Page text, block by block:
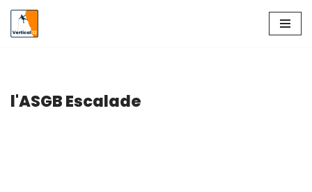
Aller
l'ASGB Escalade